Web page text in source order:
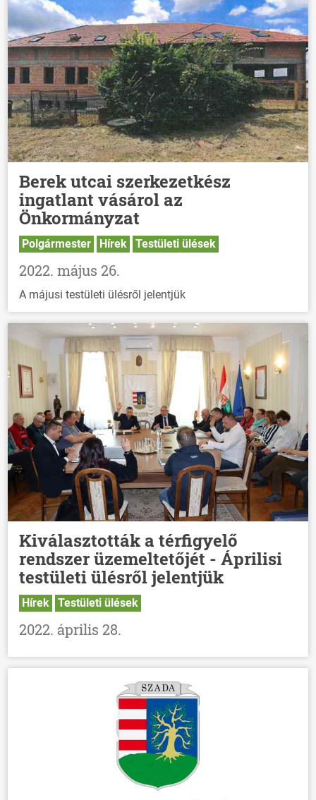
Berek utcai szerkezetkész
ingatlant vásárol az
Önkormányzat
Polgármester Hírek Testületi ülések
2022. május 26.
A májusi testületi ülésről jelentjük
Kiválasztották a térfigyelő
rendszer üzemeltetőjét - Áprilisi
testületi ülésről jelentjük
Hírek Testületi ülések
2022. április 28.